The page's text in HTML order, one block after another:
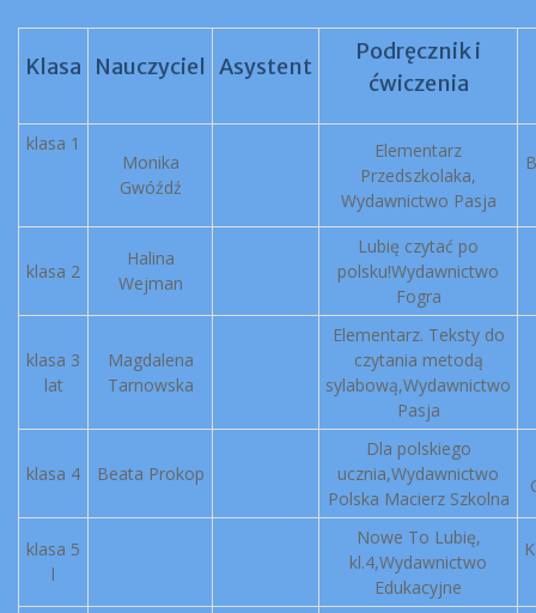
Klasa Nauczyciel Asystent
Podręcznik i
ćwiczenia
klasa 1
Monika
Gwóźdź
Elementarz
Przedszkolaka,
Wydawnictwo Pasja
klasa 2
Halina
Wejman
Lubię czytać po
polsku!Wydawnictwo
Fogra
klasa 3
lat
Magdalena
Tarnowska
Elementarz. Teksty do
czytania metodą
sylabową,Wydawnictwo
Pasja
klasa 4 Beata Prokop
Dla polskiego
ucznia,Wydawnictwo
Polska Macierz Szkolna
klasa 5
l
Nowe To Lubię,
kl.4,Wydawnictwo
Edukacyjne